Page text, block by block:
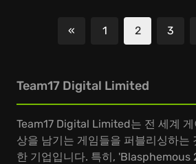
« 1 2 3
Team17 Digital Limited
Team17 Digital Limited는 전 세계
상을 남기는 게임들을 퍼블리싱하는
한 기업입니다. 특히, 'Blasphemous